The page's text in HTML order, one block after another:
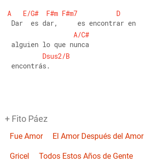
A
E/G# F#m F#m7
D
Dar  es dar,     es encontrar en
A/C#
alguien lo que nunca
Dsus2/B
encontrás.
+ Fito Páez
Fue Amor El Amor Después del Amor
Gricel Todos Estos Años de Gente